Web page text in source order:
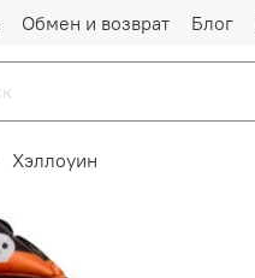
Обмен и возврат Блог
Хэллоуин